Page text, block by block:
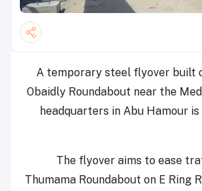
A temporary steel flyover built
Obaidly Roundabout near the
headquarters in Abu Hamour
The flyover aims to ease
Thumama Roundabout on E Ring